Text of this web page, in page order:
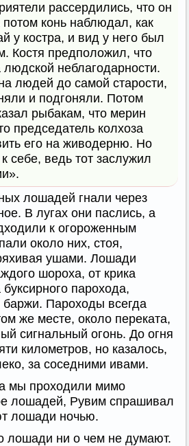
рассердились, что он
потом конь наблюдал, как
у костра, и вид у него был
Костя предположил, что
людской неблагодарности.
людей до самой старости,
и подгоняли. Потом
рыбакам, что мерин
председатель колхоза
его на живодерню. Но
себе, ведь тот заслужил
лошадей гнали через
В лугах они паслись, а
к огороженным
около них, стоя,
ушами. Лошади
шороха, от крика
парохода,
Пароходы всегда
же месте, около переката,
сигнальный огонь. До огня
километров, но казалось,
за соседними ивами.
мы проходили мимо
лошадей, Рувим спрашивал
лошади ночью.
лошади ни о чем не думают.